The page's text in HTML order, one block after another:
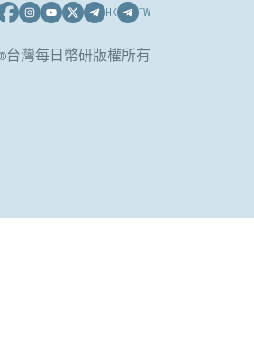
HK TW
台灣每日幣研版權所有